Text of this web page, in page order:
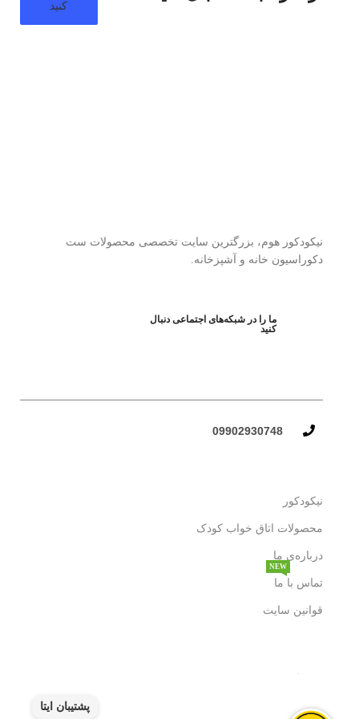
پشتیبان ایتا
کنید
نیکودکور هوم، بزرگترین سایت تخصصی محصولات ست
دکوراسیون خانه و آشپزخانه.
ما را در شبکه‌های اجتماعی دنبال
کنید
09902930748​
نیکودکور
محصولات اتاق خواب کودک
درباره‌ی ما
تماس با ما
NEW
قوانین سایت